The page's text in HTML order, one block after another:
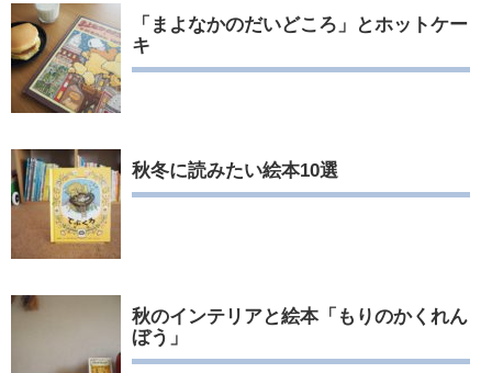
「まよなかのだいどころ」とホットケー
キ
秋冬に読みたい絵本10選
秋のインテリアと絵本「もりのかくれん
ぼう」